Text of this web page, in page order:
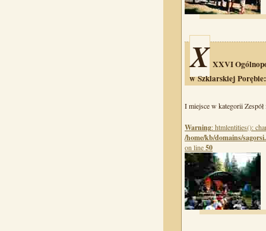
X XXVI
w Szklarskiej Porębie:
I miejsce w kategorii
Warning: htmlentities():
/home/kb/domains/
on line50